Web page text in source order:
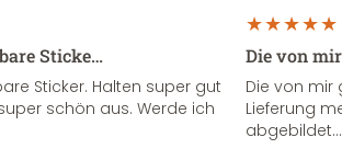
Sticke…
Sticker. Halten super gut
schön aus. Werde ich
Die von
Die von
Lieferung